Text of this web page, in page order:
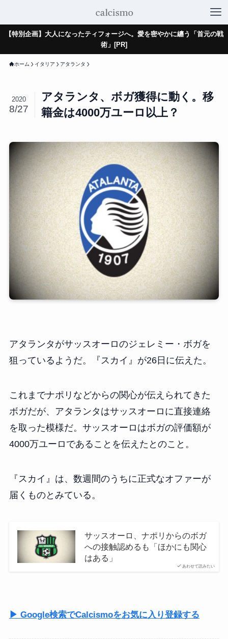
【特別企画】大人になったティフォージへ。愛を密やかに纏う「首元の戦
術」[PR]
ホーム イタリア アタランタ
アタランタ、ボガ獲得に動く。移
籍金は4000万ユーロ以上？
2020
8/27
アタランタがサッスオーロのジェレミー・ボガを
狙っているようだ。『スカイ』が26日に伝えた。
これまでナポリなどからの関心が伝えられてきた
ボガだが、アタランタはサッスオーロに直接連絡
を取った模様だ。サッスオーロはボガの評価額が
4000万ユーロであることを伝えたとのこと。
『スカイ』は、数週間のうちに正式なオファーが
届くものとみている。
あわせて読みたい
サッスオーロ、ナポリからのボガ
への接触認めるも「ほかにも関心
はある」
▶ Google検索でCalcismoをお気に入り登録する